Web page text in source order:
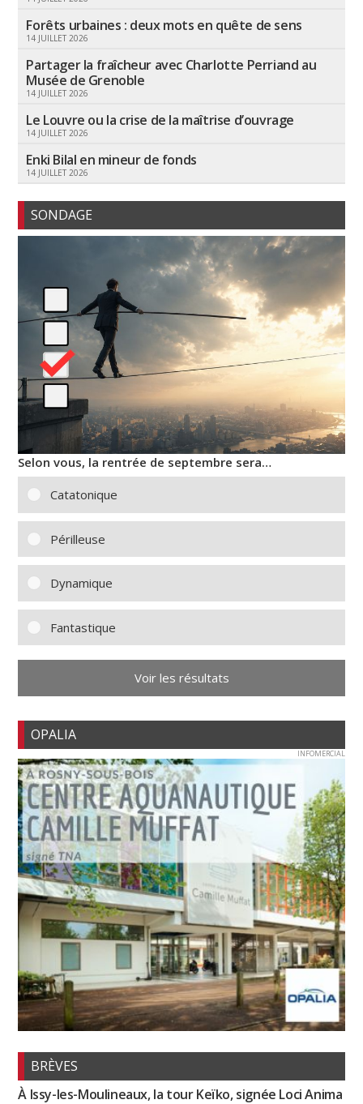
Forêts urbaines : deux mots en quête de sens
14 JUILLET 2026
Partager la fraîcheur avec Charlotte Perriand au
Musée de Grenoble
14 JUILLET 2026
Le Louvre ou la crise de la maîtrise d’ouvrage
14 JUILLET 2026
Enki Bilal en mineur de fonds
14 JUILLET 2026
SONDAGE
Selon vous, la rentrée de septembre sera…
Catatonique
Périlleuse
Dynamique
Fantastique
Voir les résultats
OPALIA
INFOMERCIAL
BRÈVES
À Issy-les-Moulineaux, la tour Keïko, signée Loci Anima